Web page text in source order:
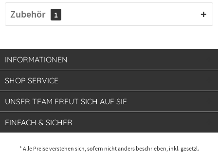
Zubehör 1
INFORMATIONEN
SHOP SERVICE
UNSER TEAM FREUT SICH AUF SIE
EINFACH & SICHER
* Alle Preise verstehen sich, sofern nicht anders beschrieben, inkl. gesetzl.